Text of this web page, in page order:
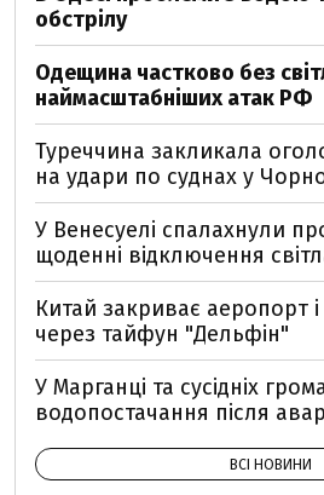
обстрілу
Одещина частково без
наймасштабніших атак РФ
Туреччина закликала
на удари по суднах у
У Венесуелі спалахнули
щоденні відключення
Китай закриває аеропорт
через тайфун "Дельфін"
У Марганці та сусідніх
водопостачання після
ВСІ НОВИНИ